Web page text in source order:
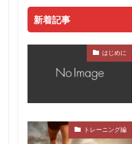
新着記事
はじめに
トレーニング編